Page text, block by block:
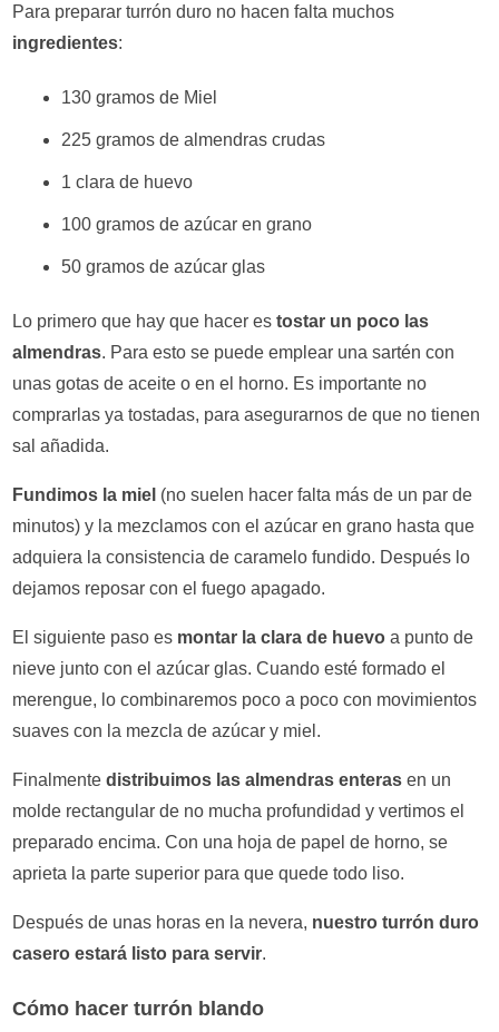
Para preparar turrón duro no hacen falta muchos
ingredientes:
130 gramos de Miel
225 gramos de almendras crudas
1 clara de huevo
100 gramos de azúcar en grano
50 gramos de azúcar glas
Lo primero que hay que hacer estostar un poco las
almendras. Para esto se puede emplear una sartén con
unas gotas de aceite o en el horno. Es importante no
comprarlas ya tostadas, para asegurarnos de que no tienen
sal añadida.
Fundimos la miel (no suelen hacer falta más de un par de
minutos) y la mezclamos con el azúcar en grano hasta que
adquiera la consistencia de caramelo fundido. Después lo
dejamos reposar con el fuego apagado.
El siguiente paso es montar la clara de huevo a punto de
nieve junto con el azúcar glas. Cuando esté formado el
merengue, lo combinaremos poco a poco con movimientos
suaves con la mezcla de azúcar y miel.
Finalmentedistribuimos las almendras enteras en un
molde rectangular de no mucha profundidad y vertimos el
preparado encima. Con una hoja de papel de horno, se
aprieta la parte superior para que quede todo liso.
Después de unas horas en la nevera, nuestro turrón duro
casero estará listo para servir.
Cómo hacer turrón blando